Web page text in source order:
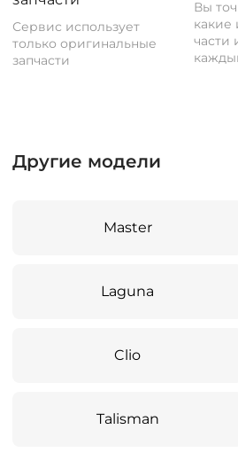
Сервис использует
только оригинальные
запчасти
Вы
какие
части
Другие модели
Master
Laguna
Clio
Talisman